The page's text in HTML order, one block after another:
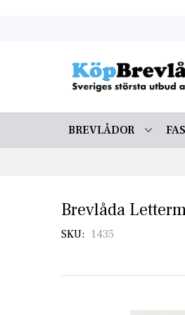
BREVLÅDOR
Brevlåda
SKU 1435